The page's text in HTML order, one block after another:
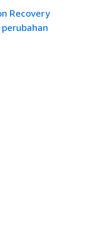
Recovery